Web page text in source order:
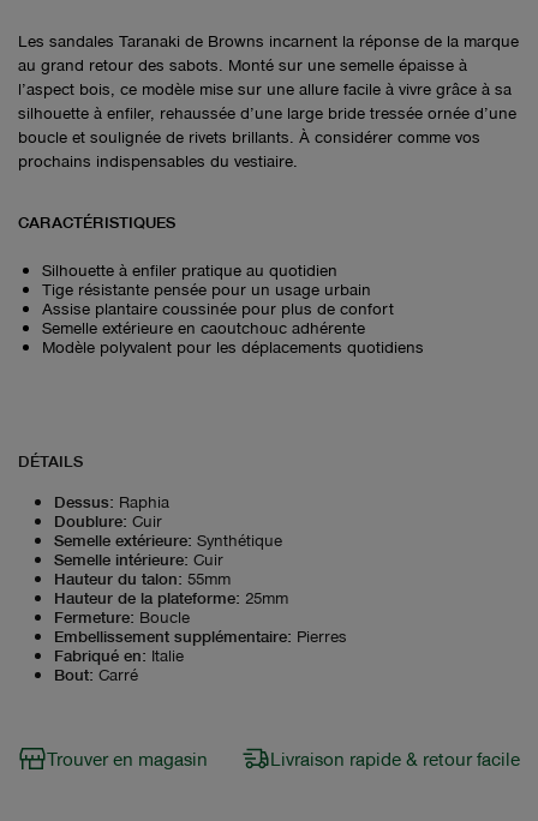
Les sandales Taranaki de Browns incarnent la réponse de la marque
au grand retour des sabots. Monté sur une semelle épaisse à
l’aspect bois, ce modèle mise sur une allure facile à vivre grâce à sa
silhouette à enfiler, rehaussée d’une large bride tressée ornée d’une
boucle et soulignée de rivets brillants. À considérer comme vos
prochains indispensables du vestiaire.
CARACTÉRISTIQUES
Silhouette à enfiler pratique au quotidien
Tige résistante pensée pour un usage urbain
Assise plantaire coussinée pour plus de confort
Semelle extérieure en caoutchouc adhérente
Modèle polyvalent pour les déplacements quotidiens
DÉTAILS
Dessus: Raphia
Doublure: Cuir
Semelle extérieure: Synthétique
Semelle intérieure: Cuir
Hauteur du talon: 55mm
Hauteur de la plateforme: 25mm
Fermeture: Boucle
Embellissement supplémentaire: Pierres
Fabriqué en: Italie
Bout: Carré
Trouver en magasin Livraison rapide & retour facile